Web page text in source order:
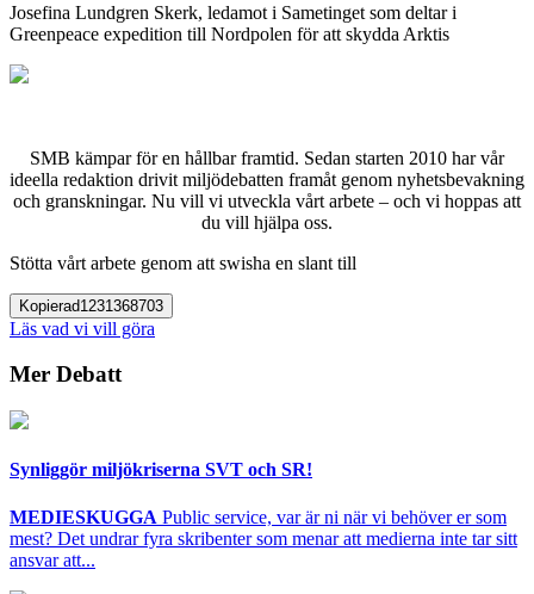
Josefina Lundgren Skerk, ledamot i Sametinget som deltar i
Greenpeace expedition till Nordpolen för att skydda Arktis
SMB kämpar för en hållbar framtid. Sedan starten 2010 har vår
ideella redaktion drivit miljödebatten framåt genom nyhetsbevakning
och granskningar. Nu vill vi utveckla vårt arbete – och vi hoppas att
du vill hjälpa oss.
Stötta vårt arbete genom att swisha en slant till
Kopierad1231368703
Läs vad vi vill göra
Mer Debatt
Synliggör miljökriserna SVT och SR!
MEDIESKUGGA Public service, var är ni när vi behöver er som
mest? Det undrar fyra skribenter som menar att medierna inte tar sitt
ansvar att...